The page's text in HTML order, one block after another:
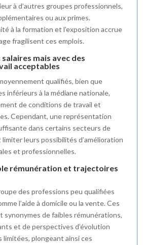
à d’autres groupes professionnels,
ou aux primes.
à la formation et l’exposition accrue
fragilisent ces emplois.
mais avec des
acceptables
qualifiés, bien que
inférieurs à la médiane nationale,
de conditions de travail et
Cependant, une représentation
dans certains secteurs de
leurs possibilités d’amélioration
et professionnelles.
rémunération et trajectoires
des professions peu qualifiées
l’aide à domicile ou la vente. Ces
synonymes de faibles rémunérations,
et de perspectives d’évolution
plongeant ainsi ces